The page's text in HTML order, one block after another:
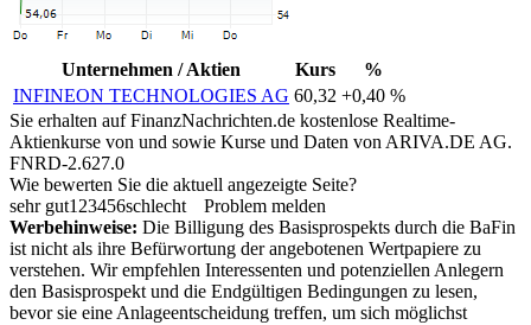
Unternehmen / Aktien Kurs
%
INFINEON TECHNOLOGIES AG 60,32 +0,40 %
Sie erhalten auf FinanzNachrichten.de kostenlose Realtime-
Aktienkurse von und sowie Kurse und Daten von ARIVA.DE AG.
FNRD-2.627.0
Wie bewerten Sie die aktuell angezeigte Seite?
sehr gut1 23456schlecht
Problem melden
Werbehinweise: Die Billigung des Basisprospekts durch die BaFin
ist nicht als ihre Befürwortung der angebotenen Wertpapiere zu
verstehen. Wir empfehlen Interessenten und potenziellen Anlegern
den Basisprospekt und die Endgültigen Bedingungen zu lesen,
bevor sie eine Anlageentscheidung treffen, um sich möglichst